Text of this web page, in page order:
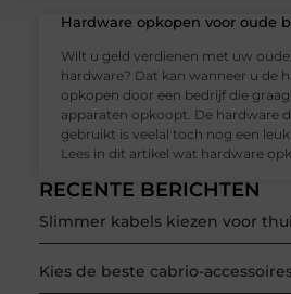
RECENTE BERICHTEN
Slimmer kabels kiezen voor
Kies de beste cabrio-
Hardware opkopen voor oude
Wilt u geld verdienen met uw
hardware? Dat kan wanneer u de
opkopen door een bedrijf die
apparaten opkoopt. De hardware
gebruikt is veelal toch nog een
Lees in dit artikel wat hardware